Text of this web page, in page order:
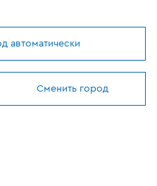
cookies
автоматически
Сменить город